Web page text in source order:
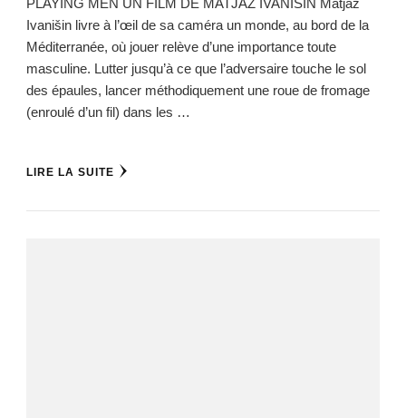
Ivanišin livre à l’œil de sa caméra un monde, au bord de la
Méditerranée, où jouer relève d’une importance toute
masculine. Lutter jusqu’à ce que l’adversaire touche le sol
des épaules, lancer méthodiquement une roue de fromage
(enroulé d’un fil) dans les …
LIRE LA SUITE